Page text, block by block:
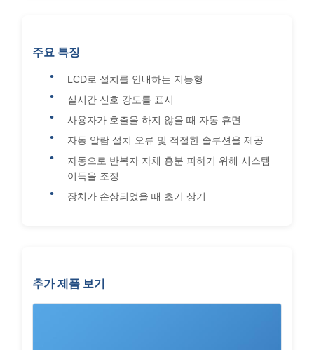
주요 특징
LCD로 설치를 안내하는 지능형
실시간 신호 강도를 표시
사용자가 호출을 하지 않을 때 자동 휴면
자동 알람 설치 오류 및 적절한 솔루션을 제공
자동으로 반복자 자체 흥분 피하기 위해 시스템
이득을 조정
장치가 손상되었을 때 초기 상기
추가 제품 보기